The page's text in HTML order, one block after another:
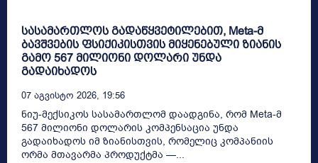
სასამართლოს გადაწყვეტილებით, Meta-მ
ბავშვების ფსიქიკისთვის მიყენებული ზიანის
გამო 567 მილიონი დოლარი უნდა
გადაიხადოს
07 Აგვისტო 2026, 19:56
ნიუ-მექსიკოს სასამართლომ დაადგინა, რომ Meta-მ
567 მილიონი დოლარის კომპენსაცია უნდა
გადაიხადოს იმ ზიანისთვის, რომელიც კომპანიის
ორმა მთავარმა პროდუქტმა —...